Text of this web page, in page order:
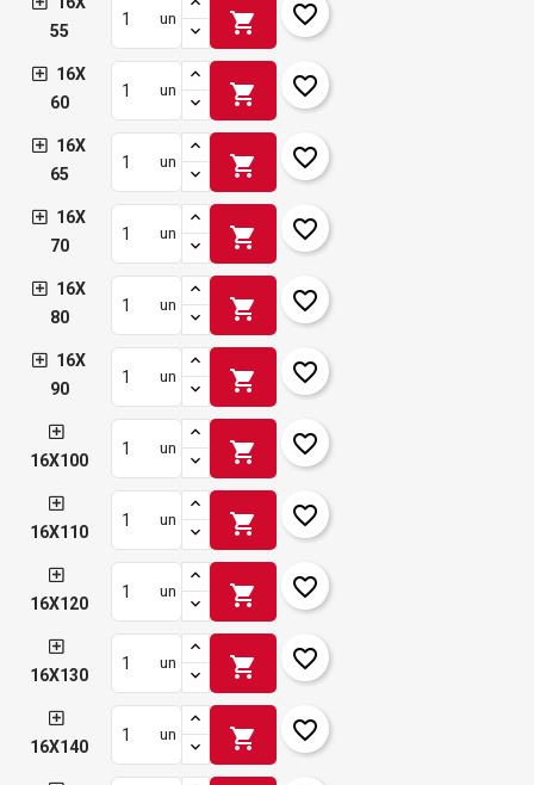
55
un shopping_cart favorite_border
16X
60
un shopping_cart favorite_border
16X
65
un shopping_cart favorite_border
16X
70
un shopping_cart favorite_border
16X
80
un shopping_cart favorite_border
16X
90
un shopping_cart favorite_border
16X100
un shopping_cart favorite_border
16X110
un shopping_cart favorite_border
16X120
un shopping_cart favorite_border
16X130
un shopping_cart favorite_border
16X140
un shopping_cart favorite_border